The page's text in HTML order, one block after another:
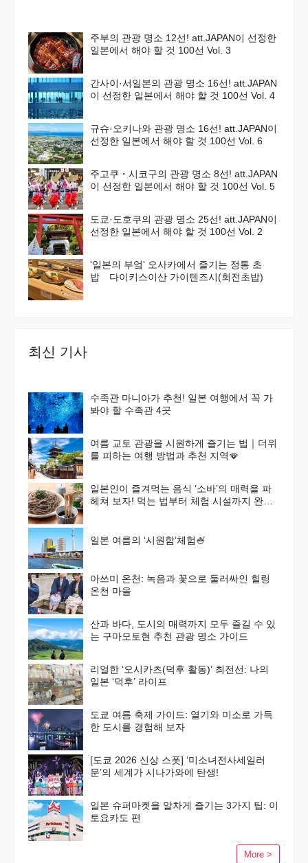
주부의 관광 명소 12선! att.JAPAN이 선정한
일본에서 해야 할 것 100선 Vol. 3
간사이·서일본의 관광 명소 16선! att.JAPAN
이 선정한 일본에서 해야 할 것 100선 Vol. 4
규슈·오키나와 관광 명소 16선! att.JAPAN이
선정한 일본에서 해야 할 것 100선 Vol. 6
주고쿠・시코구의 관광 명소 8선! att.JAPAN
이 선정한 일본에서 해야 할 것 100선 Vol. 5
도쿄·도호쿠의 관광 명소 25선! att.JAPAN이
선정한 일본에서 해야 할 것 100선 Vol. 2
'일본의 부엌' 오사카에서 즐기는 정통 초
밥 다이키스이산 가이텐즈시(회전초밥)
최신 기사
수족관 마니아가 추천! 일본 여행에서 꼭 가
봐야 할 수족관 4곳
여름 교토 관광을 시원하게 즐기는 법｜더위
를 피하는 여행 방법과 추천 지역🪭
일본인이 즐겨먹는 음식 ‘소바’의 매력을 파
헤쳐 보자! 먹는 법부터 체험 시설까지 완벽
일본 여름의 ‘시원함’체험🍧
아쓰미 온천: 녹음과 꽃으로 둘러싸인 힐링
온천 마을
산과 바다, 도시의 매력까지 모두 즐길 수 있
는 구마모토현 추천 관광 명소 가이드
리얼한 ‘오시카츠(덕후 활동)’ 최전선: 나의
일본 ‘덕후’ 라이프
도쿄 여름 축제 가이드: 열기와 미소로 가득
한 도시를 경험해 보자
[도쿄 2026 신상 스폿] ‘미소녀전사세일러
문’의 세계가 시나가와에 탄생!
일본 슈퍼마켓을 알차게 즐기는 3가지 팁: 이
토요카도 편
More >